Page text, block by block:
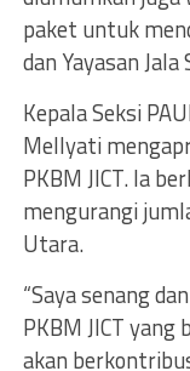
paket untuk
dan Yayasan
Kepala Seksi
Mellyati
PKBM JICT. Ia
mengurangi
Utara.
“Saya senang
PKBM JICT
akan